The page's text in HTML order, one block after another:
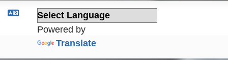
Powered by
Translate